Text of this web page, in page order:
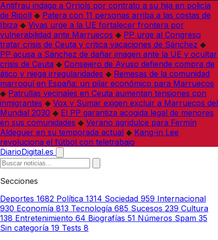
Antifrau indaga a Orriols por contrato a su hija en policía
de Ripoll ◆ Patera con 11 personas arriba a las costas de
Ibiza ◆ Vivas urge a la UE fortalecer frontera por
vulnerabilidad ante Marruecos ◆ PP urge al Congreso
tratar crisis de Ceuta y critica vacaciones de Sánchez ◆
PP acusa a Sánchez de dañar imagen ante la UE y ocultar
crisis de Ceuta ◆ Consejero de Ayuso defiende compra de
ático y niega irregularidades ◆ Remesas de la comunidad
marroquí en España: un pilar económico para Marruecos
◆ Patrullas vecinales en Ceuta aumentan tensiones con
inmigrantes ◆ Vox y Sumar exigen excluir a Marruecos del
Mundial 2030 ◆ El PP garantiza acogida legal de menores
en sus comunidades ◆ Verano agridulce para Fermín
Aldeguer en su temporada actual ◆ Kang-in Lee
revoluciona el fútbol con teletrabajo
DiarioDigital.es
Secciones
Deportes 1682 Política 1314 Sociedad 959 Internacional
930 Economía 813 Tecnología 685 Sucesos 239 Cultura
138 Entretenimiento 64 Biografías 51 Números Spam 35
Sin categoría 19 Tests 8